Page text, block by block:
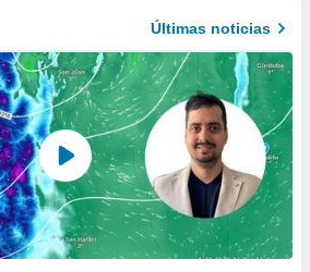
Últimas noticias